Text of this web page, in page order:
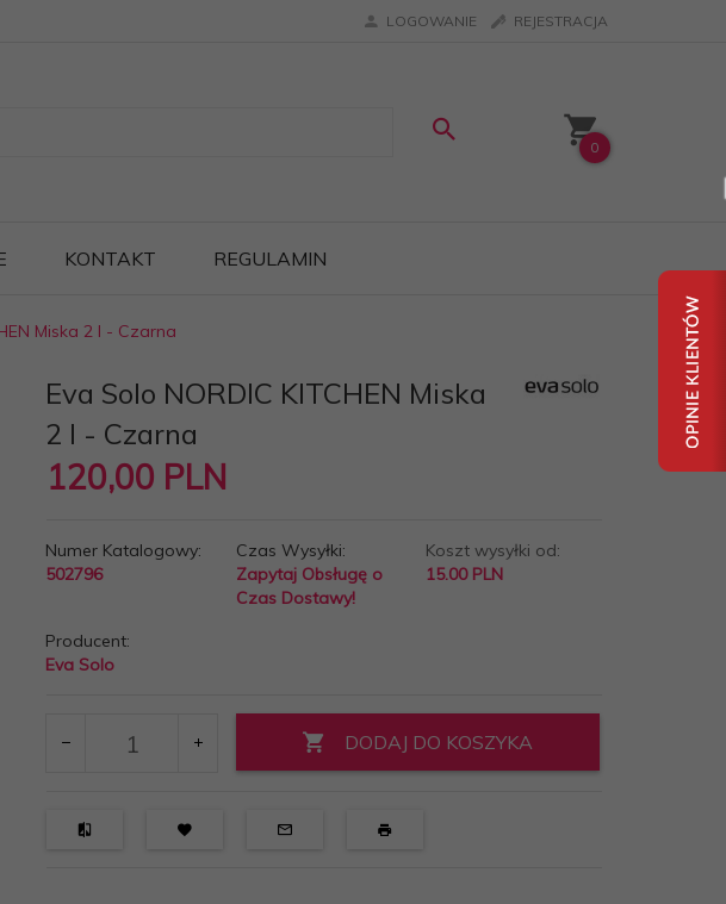
LOGOWANIE REJESTRACJA
0
KONTAKT REGULAMIN
Miska 2 l - Czarna
Eva Solo NORDIC KITCHEN Miska
2 l - Czarna
120,00 PLN
Numer Katalogowy:
502796
Czas Wysyłki:
Zapytaj Obsługę o
Czas Dostawy!
Koszt wysyłki od:
15.00 PLN
Producent:
Eva Solo
DODAJ DO KOSZYKA